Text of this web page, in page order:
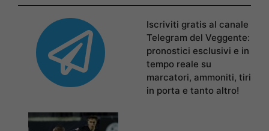
Iscriviti gratis al canale
Telegram del Veggente:
pronostici esclusivi e in
tempo reale su
marcatori, ammoniti, tiri
in porta e tanto altro!